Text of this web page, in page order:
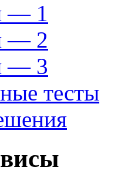
— 1
— 2
— 3
тесты